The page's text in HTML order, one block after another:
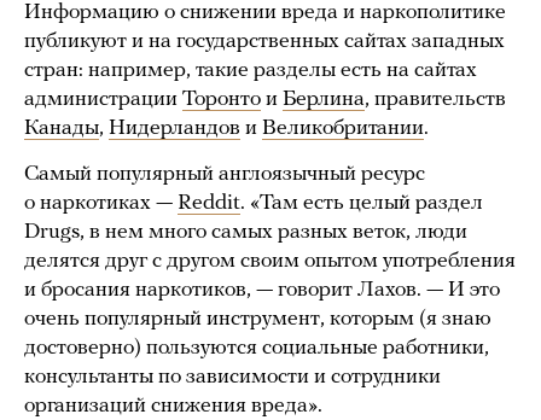
Информацию о снижении вреда и наркополитике
публикуют и на государственных сайтах западных
стран: например, такие разделы есть на сайтах
администрации Торонто и Берлина, правительств
Канады, Нидерландов и Великобритании.
Самый популярный англоязычный ресурс
о наркотиках — Reddit. «Там есть целый раздел
Drugs, в нем много самых разных веток, люди
делятся друг с другом своим опытом употребления
и бросания наркотиков, — говорит Лахов. — И это
очень популярный инструмент, которым (я знаю
достоверно) пользуются социальные работники,
консультанты по зависимости и сотрудники
организаций снижения вреда».